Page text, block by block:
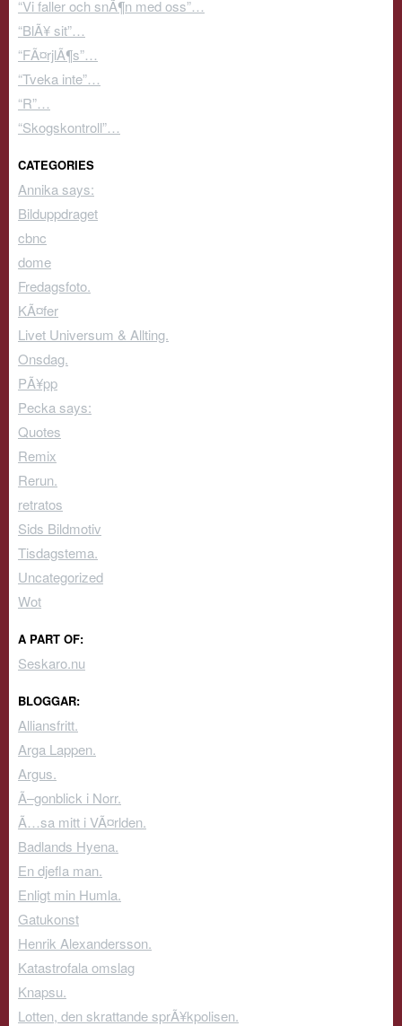
“Vi faller och snÃ¶n med oss”…
“BlÃ¥ sit”…
“FÃ¤rjlÃ¶s”…
“Tveka inte”…
“R”…
“Skogskontroll”…
CATEGORIES
Annika says:
Bilduppdraget
cbnc
dome
Fredagsfoto.
KÃ¤fer
Livet Universum & Allting.
Onsdag.
PÃ¥pp
Pecka says:
Quotes
Remix
Rerun.
retratos
Sids Bildmotiv
Tisdagstema.
Uncategorized
Wot
A PART OF:
Seskaro.nu
BLOGGAR:
Alliansfritt.
Arga Lappen.
Argus.
Ã–gonblick i Norr.
Ã…sa mitt i VÃ¤rlden.
Badlands Hyena.
En djefla man.
Enligt min Humla.
Gatukonst
Henrik Alexandersson.
Katastrofala omslag
Knapsu.
Lotten, den skrattande sprÃ¥kpolisen.